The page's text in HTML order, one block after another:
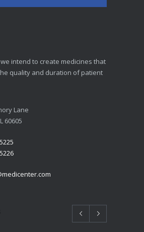
intend to create medicines that
quality and duration of patient
Lane
60605